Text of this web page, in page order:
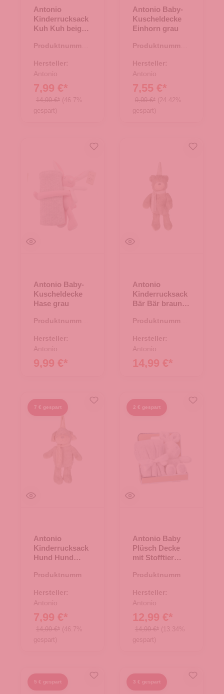
Antonio
Kinderrucksack
Kuh Kuh beige
Produktnummer:
Hersteller:
Antonio
7,99 €*
14,99 €* (46.7%
gespart)
Antonio Baby-
Kuscheldecke
Einhorn grau
Produktnummer:
Hersteller:
Antonio
7,55 €*
9,99 €* (24.42%
gespart)
Antonio Baby-
Kuscheldecke
Hase grau
Produktnummer:
Hersteller:
Antonio
9,99 €*
Antonio
Kinderrucksack
Bär Bär braun
Produktnummer:
Hersteller:
Antonio
14,99 €*
7 € gespart
Antonio
Kinderrucksack
Hund Hund
Produktnummer:
Hersteller:
Antonio
7,99 €*
14,99 €* (46.7%
gespart)
2 € gespart
Antonio Baby
Plüsch Decke
mit Stofftier
Produktnummer:
Hersteller:
Antonio
12,99 €*
14,99 €* (13.34%
gespart)
5 € gespart 3 € gespart